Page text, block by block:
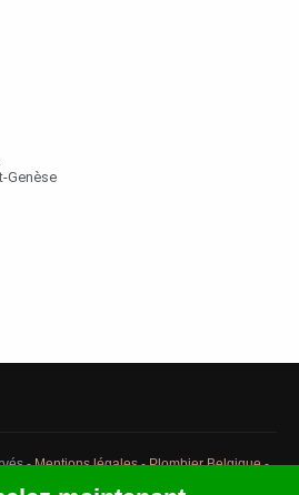
Genèse
-Mentions légales-Plombier Belgique-